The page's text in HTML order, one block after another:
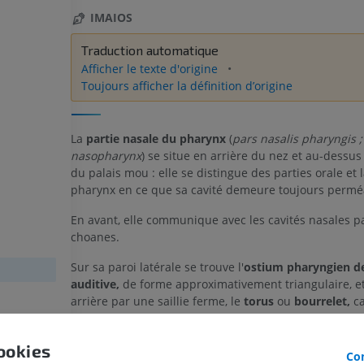
IMAIOS
Traduction automatique
Afficher le texte d'origine
Toujours afficher la définition d’origine
La partie nasale du pharynx(pars nasalis pharyngis ;
nasopharynx) se situe en arrière du nez et au-
du palais mou : elle se distingue des parties orale et
pharynx en ce que sa cavité demeure toujours
En avant, elle communique avec les cavités nasales
choanes.
Sur sa paroi latérale se trouve l'ostium pharyngien
auditive, de forme approximativement triangulaire,
arrière par une saillie ferme, le torusou bourrelet,
l'extrémité médiale du cartilage de la trompe qui
s'étend depuis la partie
MEMBRE SUPÉRIEUR
IRM du membre supérieur
IRM
PREMIUM
Membre
Illustrations
PREMIUM